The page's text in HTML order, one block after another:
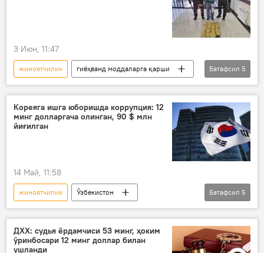
3 Июн, 11:47
жиноятчилик
гиёҳванд моддаларга қарши
гиёҳванд моддалар
Ўзбекистон
Афғонистон
жиноят Жамият
Батафсил 5
Кореяга ишга юборишда коррупция: 12
минг долларгача олинган, 90 $ млн
йиғилган
14 Май, 11:58
жиноятчилик
Ўзбекистон
Миграция агентлиги
Бош прокуратура
фирибгарлик
Ҳодисалар
Жанубий Корея
Батафсил 5
ДХХ: судья ёрдамчиси 53 минг, ҳоким
ўринбосари 12 минг доллар билан
ушланди